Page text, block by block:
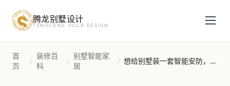
腾龙别墅设计
TENGLONG VILLA DESIGN
首
页
/
装修百
科
/
别墅智能家
居
/ 想给别墅装一套智能安防，但摄像头、门锁、传感器这么多，怎么搭配才既安全又不显得家里到处是设备？
预约设计咨询
姓名*